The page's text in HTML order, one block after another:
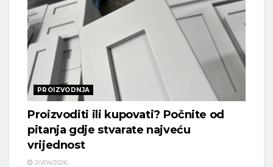
PROIZVODNJA
Proizvoditi ili kupovati? Počnite od
pitanja gdje stvarate najveću
vrijednost
20/04/2026